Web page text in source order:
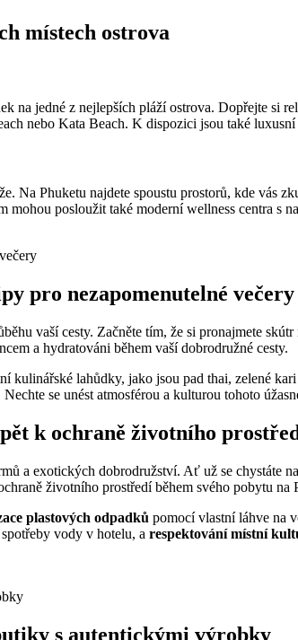
místech ostrova
na⁢ jedné z⁤ nejlepších pláží ​ostrova. Dopřejte si‌
nebo Kata⁣ Beach. ‌K⁢ dispozici ⁢jsou‍ také
Na Phuketu najdete spoustu prostorů, kde vás‍
mohou ‌posloužit také moderní wellness centra s
pro nezapomenutelné večery
vaší cesty. ​Začněte tím, že si⁣ pronajmete
⁤a hydratováni ⁤během vaší dobrodružné cesty.‍
kulinářské lahůdky, jako jsou pad thai, zelené
se unést atmosférou a⁢ kulturou⁤ tohoto
k ochraně ⁣životního
a exotických dobrodružství. Ať už‍ se chystáte
životního prostředí během svého pobytu na
plastových odpadků pomocí⁣ vlastní ⁤láhve ⁢na⁤
​vody v ‍hotelu, a respektování místní⁢
s⁢ autentickými výrobky